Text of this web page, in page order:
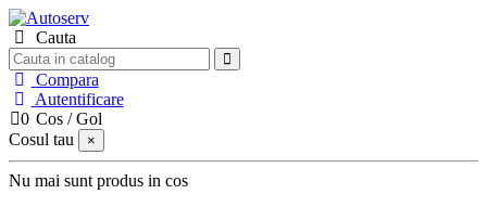
Cauta
Compara
Autentificare
0 Cos /Gol
Cosul tau
×
Nu mai sunt produs in cos